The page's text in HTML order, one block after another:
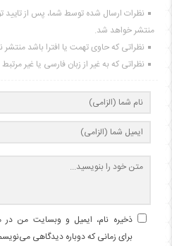
نظرات ارسال شده توسط شما، پس از
منتشر خواهد شد.
نظراتی که حاوی تهمت یا افترا باشد
نظراتی که به غیر از زبان فارسی یا غیر
ذخیره نام، ایمیل و وبسایت من در
برای زمانی که دوباره دیدگاهی